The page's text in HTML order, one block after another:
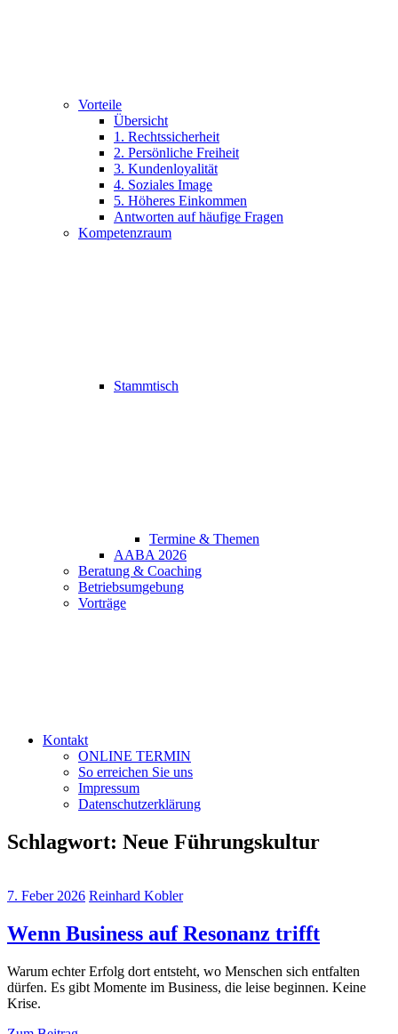
Vorteile
Übersicht
1. Rechtssicherheit
2. Persönliche Freiheit
3. Kundenloyalität
4. Soziales Image
5. Höheres Einkommen
Antworten auf häufige Fragen
Kompetenzraum
Stammtisch
Termine & Themen
AABA 2026
Beratung & Coaching
Betriebsumgebung
Vorträge
Kontakt
ONLINE TERMIN
So erreichen Sie uns
Impressum
Datenschutzerklärung
Schlagwort: Neue Führungskultur
7. Feber 2026 Reinhard Kobler
Wenn Business auf Resonanz trifft
Warum echter Erfolg dort entsteht, wo Menschen sich entfalten
dürfen. Es gibt Momente im Business, die leise beginnen. Keine
Krise.